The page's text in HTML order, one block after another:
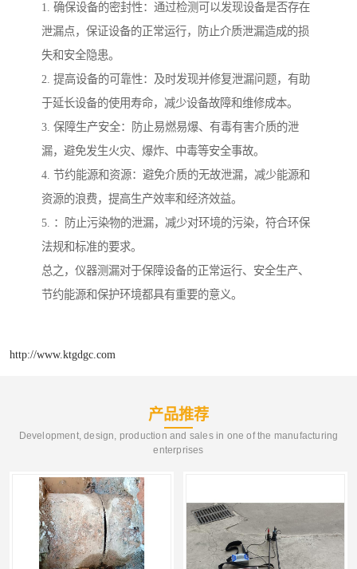
1. 确保设备的密封性：通过检测可以发现设备是否存在
泄漏点，保证设备的正常运行，防止介质泄漏造成的损
失和安全隐患。
2. 提高设备的可靠性：及时发现并修复泄漏问题，有助
于延长设备的使用寿命，减少设备故障和维修成本。
3. 保障生产安全：防止易燃易爆、有毒有害介质的泄
漏，避免发生火灾、爆炸、中毒等安全事故。
4. 节约能源和资源：避免介质的无故泄漏，减少能源和
资源的浪费，提高生产效率和经济效益。
5. ：防止污染物的泄漏，减少对环境的污染，符合环保
法规和标准的要求。
总之，仪器测漏对于保障设备的正常运行、安全生产、
节约能源和保护环境都具有重要的意义。
http://www.ktgdgc.com
产品推荐
Development, design, production and sales in one of the manufacturing
enterprises